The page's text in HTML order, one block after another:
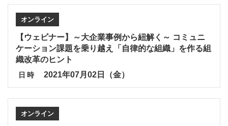
オンライン
【ウェビナー】～大企業事例から紐解く～ コミュニ
ケーション課題を乗り越え「自律的な組織」を作る組
織改革のヒント
日時 2021年07月02日（金）
オンライン